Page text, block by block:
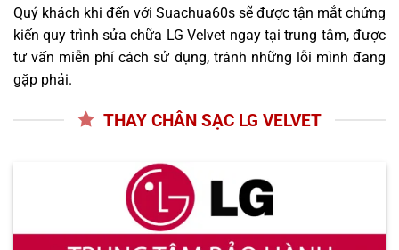
Quý khách khi đến với Suachua60s sẽ được tận mắt chứng
kiến quy trình sửa chữa LG Velvet ngay tại trung tâm, được
tư vấn miễn phí cách sử dụng, tránh những lỗi mình đang
gặp phải.
THAY CHÂN SẠC LG VELVET